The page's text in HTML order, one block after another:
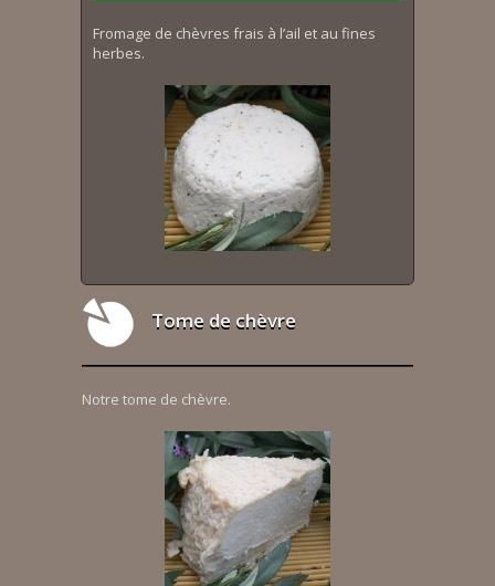
Fromage de chèvres frais à l’ail et au fines
herbes.
Tome de chèvre
Notre tome de chèvre.